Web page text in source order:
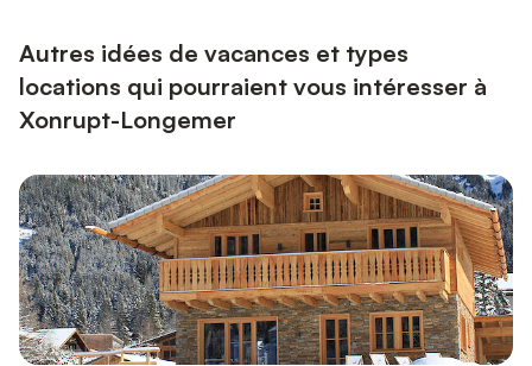
Autres idées de vacances et types
locations qui pourraient vous intéresser à
Xonrupt-Longemer